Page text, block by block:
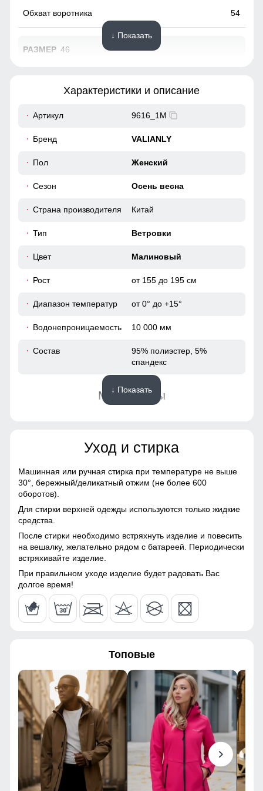
54
46
42
56
50
40
108
112
43
↓ Показать
Характеристики и описание
Артикул 9616_1M
Бренд VALIANLY
Пол Женский
Сезон Осень весна
Страна производителя Китай
Тип Ветровки
Цвет Малиновый
Рост от 155 до 195 см
Диапазон температур от 0° до +15°
Водонепроницаемость 10 000 мм
Состав
95% полиэстер, 5%
спандекс
Материалы
Полиэстер
Материал подкладки
Фактура материала
Тип ткани
Технологичная ткань
Windstopper
Паропроницаемость до 5000 г/м²/24 ч
Фурнитура YKK
Конструктивные особенности
Покрой
Полуприлегающий /
свободный
Длина изделия До бедра
Тип рукава Длинный
Внутренние карманы Есть
Тип карманов
Боковые врезные карманы
↓ Показать
Уход и стирка
Машинная или ручная стирка при температуре не выше
30°, бережный/деликатный отжим (не более 600
оборотов).
Для стирки верхней одежды используются только жидкие
средства.
После стирки необходимо встряхнуть изделие и повесить
на вешалку, желательно рядом с батареей. Периодически
встряхивайте изделие.
При правильном уходе изделие будет радовать Вас
долгое время!
Топовые